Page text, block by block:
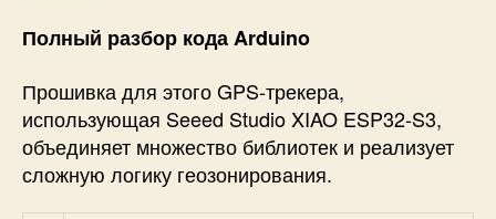
Полный разбор кода Arduino
Прошивка для этого GPS-трекера,
использующая Seeed Studio XIAO ESP32-S3,
объединяет множество библиотек и реализует
сложную логику геозонирования.